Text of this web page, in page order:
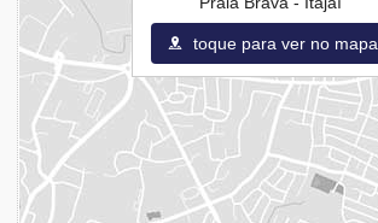
toque para ver no mapa